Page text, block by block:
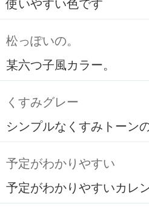
使いやすい色です
松っぽいの。
某六つ子風カラー。
くすみグレー
シンプルなくすみトーン
予定がわかりやすい
予定がわかりやすいカレ